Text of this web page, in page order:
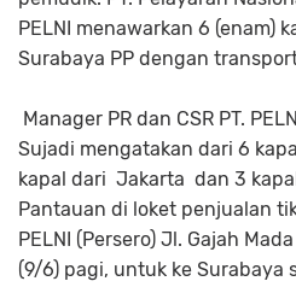
PELNI menawarkan 6 (enam)
Surabaya PP dengan
Manager PR dan CSR PT.
Sujadi mengatakan dari 6
kapal dari Jakarta dan 3
Pantauan di loket penjualan
PELNI (Persero) Jl. Gajah
(9/6) pagi, untuk ke Surabaya